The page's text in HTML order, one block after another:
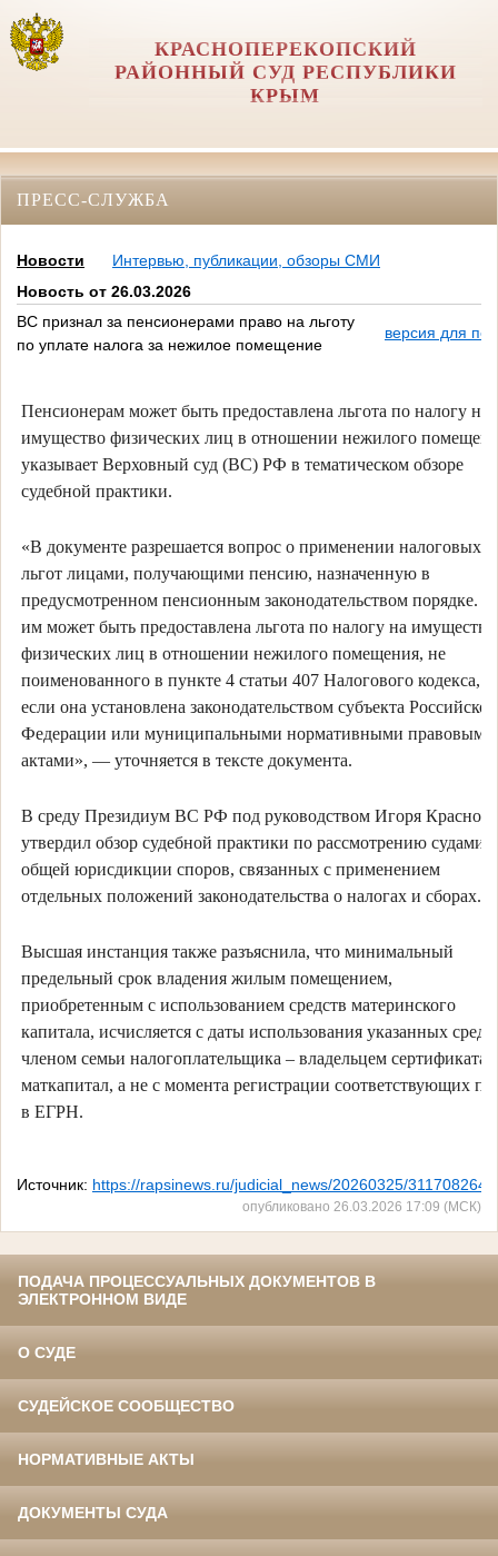
КРАСНОПЕРЕКОПСКИЙ
РАЙОННЫЙ СУД РЕСПУБЛИКИ
КРЫМ
ПРЕСС-СЛУЖБА
Новости
Интервью, публикации, обзоры СМИ
Новость от 26.03.2026
ВС признал за пенсионерами право на льготу
по уплате налога за нежилое помещение
версия для
Пенсионерам может быть предоставлена льгота по налогу на
имущество физических лиц в отношении нежилого
указывает Верховный суд (ВС) РФ в тематическом обзоре
судебной практики.
«В документе разрешается вопрос о применении налоговых
льгот лицами, получающими пенсию, назначенную в
предусмотренном пенсионным законодательством порядке.
им может быть предоставлена льгота по налогу на имущество
физических лиц в отношении нежилого помещения, не
поименованного в пункте 4 статьи 407 Налогового кодекса,
если она установлена законодательством субъекта Российской
Федерации или муниципальными нормативными правовыми
актами», — уточняется в тексте документа.
В среду Президиум ВС РФ под руководством Игоря Краснова
утвердил обзор судебной практики по рассмотрению судами
общей юрисдикции споров, связанных с применением
отдельных положений законодательства о налогах и сборах.
Высшая инстанция также разъяснила, что минимальный
предельный срок владения жилым помещением,
приобретенным с использованием средств материнского
капитала, исчисляется с даты использования указанных
членом семьи налогоплательщика – владельцем сертификата
маткапитал, а не с момента регистрации соответствующих
в ЕГРН.
Источник: https://rapsinews.ru/judicial_news/20260325/
опубликовано 26.03.2026 17:09 (МСК)
ПОДАЧА ПРОЦЕССУАЛЬНЫХ ДОКУМЕНТОВ В
ЭЛЕКТРОННОМ ВИДЕ
О СУДЕ
СУДЕЙСКОЕ СООБЩЕСТВО
НОРМАТИВНЫЕ АКТЫ
ДОКУМЕНТЫ СУДА